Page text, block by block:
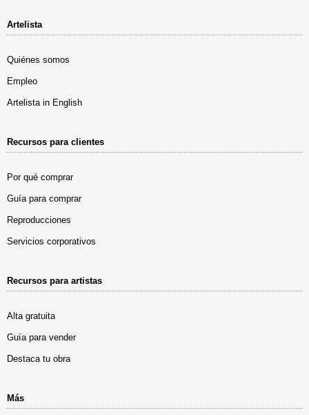
Artelista
Quiénes somos
Empleo
Artelista in English
Recursos para clientes
Por qué comprar
Guía para comprar
Reproducciones
Servicios corporativos
Recursos para artistas
Alta gratuita
Guía para vender
Destaca tu obra
Más